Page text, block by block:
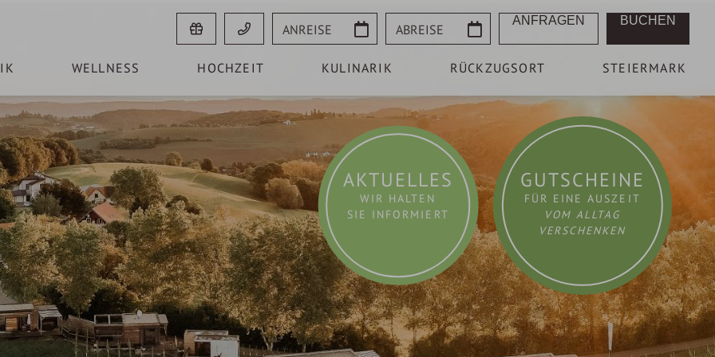
Anreise Abreise ANFRAGEN BUCHEN
WELLNESS HOCHZEIT KULINARIK RÜCKZUGSORT STEIERMARK
GUTSCHEINE
FÜR EINE AUSZEIT
VOM ALLTAG
VERSCHENKEN
AKTUELLES
WIR HALTEN
SIE INFORMIERT